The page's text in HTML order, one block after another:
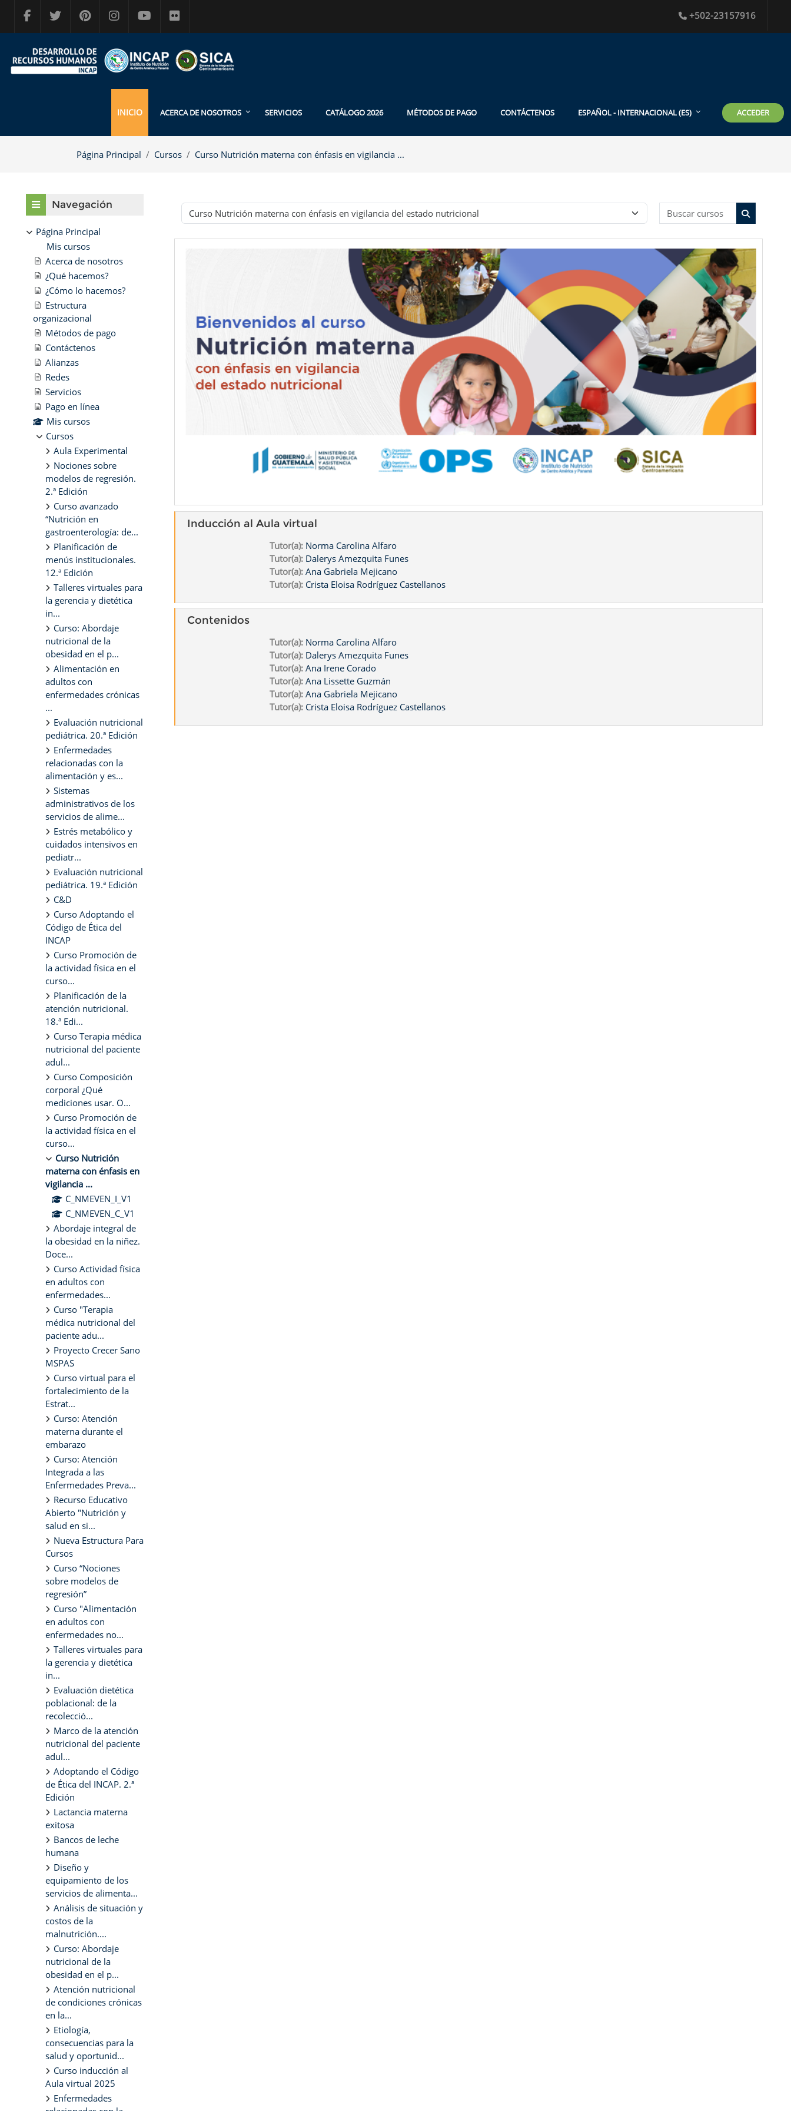
+502-23157916
INICIO ACERCA DE NOSOTROS SERVICIOS CATÁLOGO 2026 MÉTODOS DE PAGO CONTÁCTENOS ESPAÑOL - INTERNACIONAL ‎(ES)‎ ACCEDER
Página Principal Cursos Curso Nutrición materna con énfasis en vigilancia ...
Categorías
Buscar
Buscar
Inducción al Aula virtual
Tutor(a): Norma Carolina Alfaro
Tutor(a): Dalerys Amezquita Funes
Tutor(a): Ana Gabriela Mejicano
Tutor(a): Crista Eloisa Rodríguez Castellanos
Contenidos
Tutor(a): Norma Carolina Alfaro
Tutor(a): Dalerys Amezquita Funes
Tutor(a): Ana Irene Corado
Tutor(a): Ana Lissette Guzmán
Tutor(a): Ana Gabriela Mejicano
Tutor(a): Crista Eloisa Rodríguez Castellanos
BloquesNavegación
Página Principal
Mis cursos
Acerca de nosotros
¿Qué hacemos?
¿Cómo lo hacemos?
Estructura
organizacional
Métodos de pago
Contáctenos
Alianzas
Redes
Servicios
Pago en línea
Mis cursos
Cursos
Aula Experimental
Nociones sobre
modelos de regresión.
2.ª Edición
Curso avanzado
“Nutrición en
gastroenterología: de...
Planificación de
menús institucionales.
12.ª Edición
Talleres virtuales para
la gerencia y dietética
in...
Curso: Abordaje
nutricional de la
obesidad en el p...
Alimentación en
adultos con
enfermedades crónicas
...
Evaluación nutricional
pediátrica. 20.ª Edición
Enfermedades
relacionadas con la
alimentación y es...
Sistemas
administrativos de los
servicios de alime...
Estrés metabólico y
cuidados intensivos en
pediatr...
Evaluación nutricional
pediátrica. 19.ª Edición
C&D
Curso Adoptando el
Código de Ética del
INCAP
Curso Promoción de
la actividad física en el
curso...
Planificación de la
atención nutricional.
18.ª Edi...
Curso Terapia médica
nutricional del paciente
adul...
Curso Composición
corporal ¿Qué
mediciones usar. O...
Curso Promoción de
la actividad física en el
curso...
Curso Nutrición
materna con énfasis en
vigilancia ...
C_NMEVEN_I_V1
C_NMEVEN_C_V1
Abordaje integral de
la obesidad en la niñez.
Doce...
Curso Actividad física
en adultos con
enfermedades...
Curso "Terapia
médica nutricional del
paciente adu...
Proyecto Crecer Sano
MSPAS
Curso virtual para el
fortalecimiento de la
Estrat...
Curso: Atención
materna durante el
embarazo
Curso: Atención
Integrada a las
Enfermedades Preva...
Recurso Educativo
Abierto "Nutrición y
salud en si...
Nueva Estructura Para
Cursos
Curso “Nociones
sobre modelos de
regresión”
Curso "Alimentación
en adultos con
enfermedades no...
Talleres virtuales para
la gerencia y dietética
in...
Evaluación dietética
poblacional: de la
recolecció...
Marco de la atención
nutricional del paciente
adul...
Adoptando el Código
de Ética del INCAP. 2.ª
Edición
Lactancia materna
exitosa
Bancos de leche
humana
Diseño y
equipamiento de los
servicios de alimenta...
Análisis de situación y
costos de la
malnutrición....
Curso: Abordaje
nutricional de la
obesidad en el p...
Atención nutricional
de condiciones crónicas
en la...
Etiología,
consecuencias para la
salud y oportunid...
Curso inducción al
Aula virtual 2025
Enfermedades